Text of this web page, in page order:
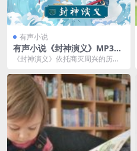
有声小说
有声小说《封神演义》MP3免
费打包 200集全
《封神演义》依托商灭周兴的历史
容以篇幅巨大、幻想之...